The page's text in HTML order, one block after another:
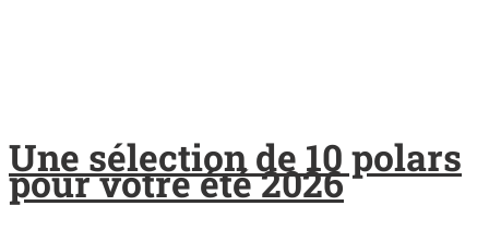
Une sélection de 10 polars
pour votre été 2026